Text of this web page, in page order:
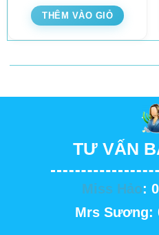
THÊM VÀO GIỎ
TƯ VẤN
Miss Hảo:
Mrs Sương: